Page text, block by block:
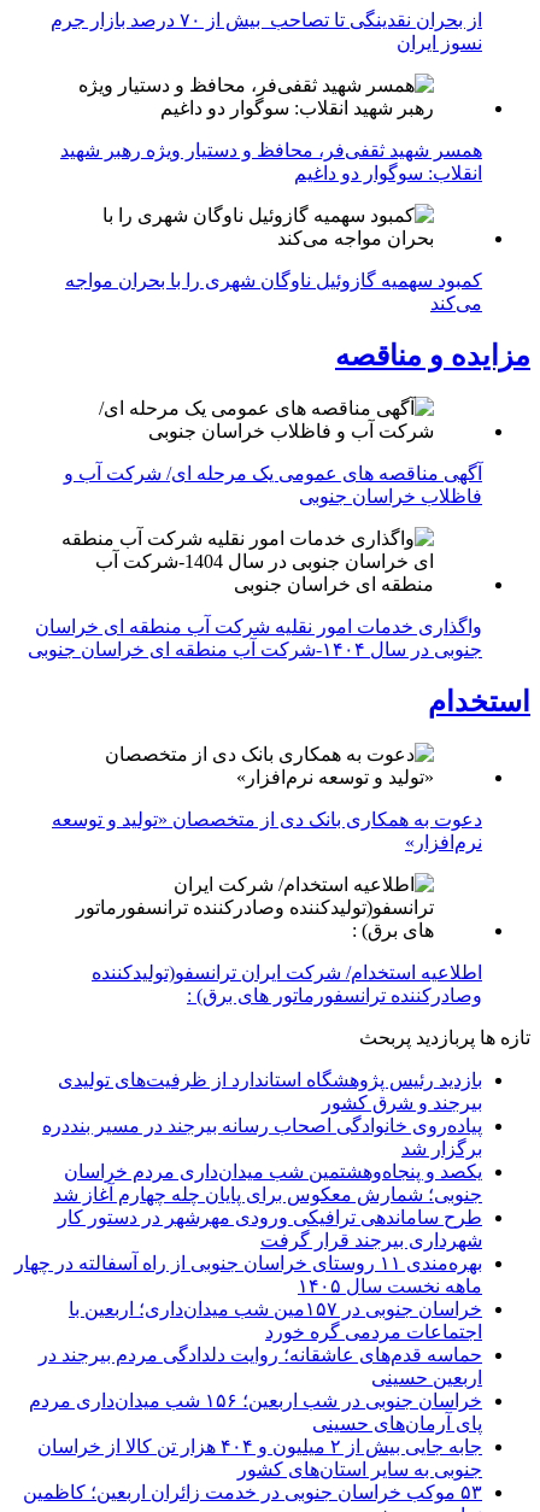
از بحران نقدینگی تا تصاحب بیش از ۷۰ درصد بازار جرم
نسوز ایران
همسر شهید ثقفی‌فر، محافظ و دستیار ویژه رهبر شهید
انقلاب: سوگوار دو داغیم
کمبود سهمیه گازوئیل ناوگان شهری را با بحران مواجه
می‌کند
مزایده و مناقصه
آگهی مناقصه های عمومی یک مرحله ای/ شرکت آب و
فاظلاب خراسان جنوبی
واگذاری خدمات امور نقلیه شرکت آب منطقه ای خراسان
جنوبی در سال ۱۴۰۴-شرکت آب منطقه ای خراسان جنوبی
استخدام
دعوت به همکاری بانک دی از متخصصان «تولید و توسعه
نرم‌افزار»
اطلاعیه استخدام/ شرکت ایران ترانسفو(تولیدکننده
وصادرکننده ترانسفورماتور های برق) :
تازه ها پربازدید پربحث
بازدید رئیس پژوهشگاه استاندارد از ظرفیت‌های تولیدی
بیرجند و شرق کشور
پیاده‌روی خانوادگی اصحاب رسانه بیرجند در مسیر بنددره
برگزار شد
یکصد و پنجاه‌وهشتمین شب میدان‌داری مردم خراسان
جنوبی؛ شمارش معکوس برای پایان چله چهارم آغاز شد
طرح ساماندهی ترافیکی ورودی مهرشهر در دستور کار
شهرداری بیرجند قرار گرفت
بهره‌مندی ۱۱ روستای خراسان جنوبی از راه آسفالته در چهار
ماهه نخست سال ۱۴۰۵
خراسان جنوبی در ۱۵۷مین شب میدان‌داری؛ اربعین با
اجتماعات مردمی گره خورد
حماسه قدم‌های عاشقانه؛ روایت دلدادگی مردم بیرجند در
اربعین حسینی
خراسان جنوبی در شب اربعین؛ ۱۵۶ شب میدان‌داری مردم
پای آرمان‌های حسینی
جابه جایی بیش از ۲ میلیون و ۴۰۴ هزار تن کالا از خراسان
جنوبی به سایر استان‌های کشور
۵۳ موکب خراسان جنوبی در خدمت زائران اربعین؛ کاظمین